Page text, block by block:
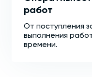
работ
От поступления
выполнения
времени.